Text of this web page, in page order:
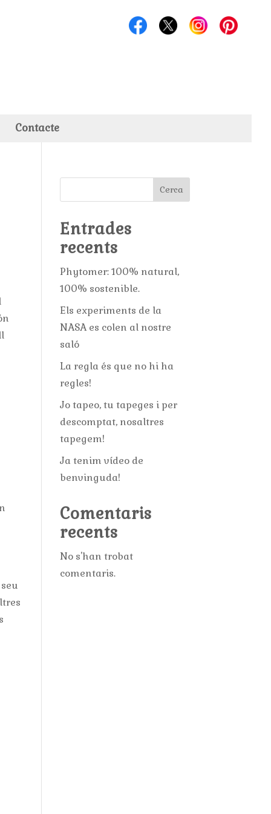
Contacte
Cerca
Entrades
recents
Phytomer: 100% natural,
100% sostenible.
Els experiments de la
NASA es colen al nostre
saló
La regla és que no hi ha
regles!
Jo tapeo, tu tapeges i per
descomptat, nosaltres
tapegem!
Ja tenim vídeo de
benvinguda!
Comentaris
recents
No s'han trobat
comentaris.